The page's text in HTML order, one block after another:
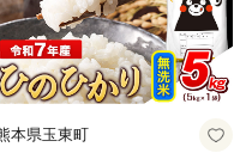
本県玉東町